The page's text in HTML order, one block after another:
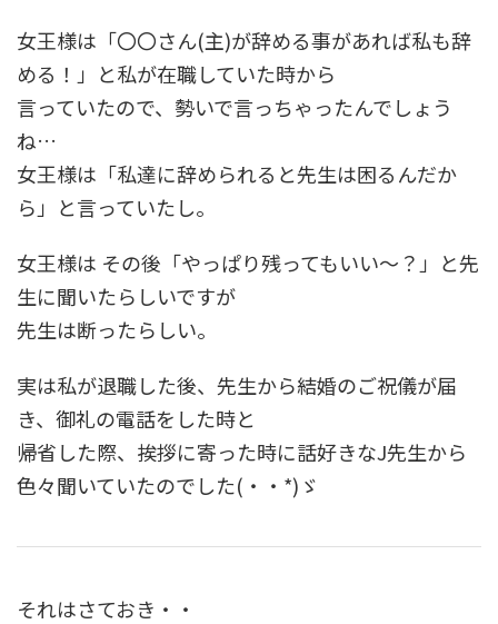
女王様は「〇〇さん(主)が辞める事があれば私も辞
める！」と私が在職していた時から
言っていたので、勢いで言っちゃったんでしょう
ね…
女王様は「私達に辞められると先生は困るんだか
ら」と言っていたし。
女王様は その後「やっぱり残ってもいい～？」と先
生に聞いたらしいですが
先生は断ったらしい。
実は私が退職した後、先生から結婚のご祝儀が届
き、御礼の電話をした時と
帰省した際、挨拶に寄った時に話好きなJ先生から
色々聞いていたのでした(・・*)ゞ
それはさておき・・